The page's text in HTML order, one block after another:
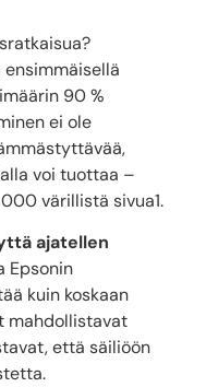
90 %
ei ole
voi tuottaa –
värillistä sivua1.
ajatellen
Epsonin
kuin koskaan
mahdollistavat
että säiliöön